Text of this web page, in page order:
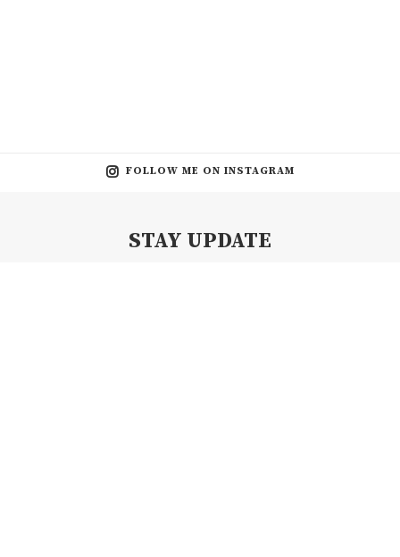
FOLLOW ME ON INSTAGRAM
STAY UPDATE